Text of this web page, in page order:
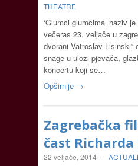
THEATRE
‘Glumci glumcima’ naziv
večeras 23. veljače u
dvorani Vatroslav
snage u ulozi pjevača,
koncertu koji se…
Opširnije →
Zagrebačka
čast Richarda
22 veljače, 2014 -